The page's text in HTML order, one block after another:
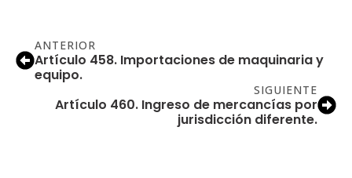
ANTERIOR
Artículo 458. Importaciones de maquinaria y
equipo.
SIGUIENTE
Artículo 460. Ingreso de mercancías por
jurisdicción diferente.